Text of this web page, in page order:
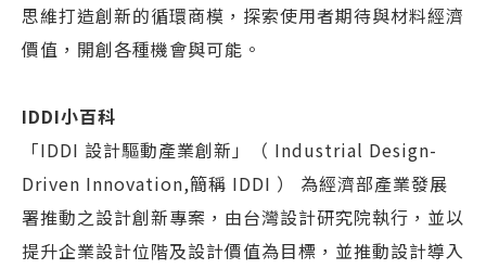
思維打造創新的循環商模，探索使用者期待與材料經濟
價值，開創各種機會與可能。
IDDI小百科
「IDDI 設計驅動產業創新」（ Industrial Design-
Driven Innovation,簡稱 IDDI ） 為經濟部產業發展
署推動之設計創新專案，由台灣設計研究院執行，並以
提升企業設計位階及設計價值為目標，並推動設計導入